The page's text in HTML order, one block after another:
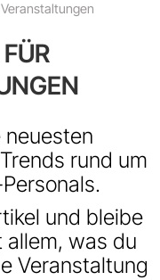
rund um
und bleibe
allem, was du
Veranstaltung